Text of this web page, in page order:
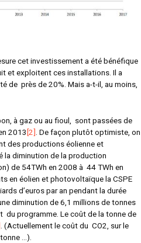
cet investissement a été bénéfique
et exploitent ces installations. Il a
de près de 20%. Mais a-t-il, au moins,
à gaz ou au fioul, sont passées de
2013 [2] . De façon plutôt optimiste, on
des productions éolienne et
la diminution de la production
de 54TWh en 2008 à 44 TWh en
en éolien et photovoltaïque la CSPE
d’euros par an pendant la durée
diminution de 6,1 millions de tonnes
du programme. Le coût de la tonne de
. (Actuellement le coût du CO2 , sur le
…).